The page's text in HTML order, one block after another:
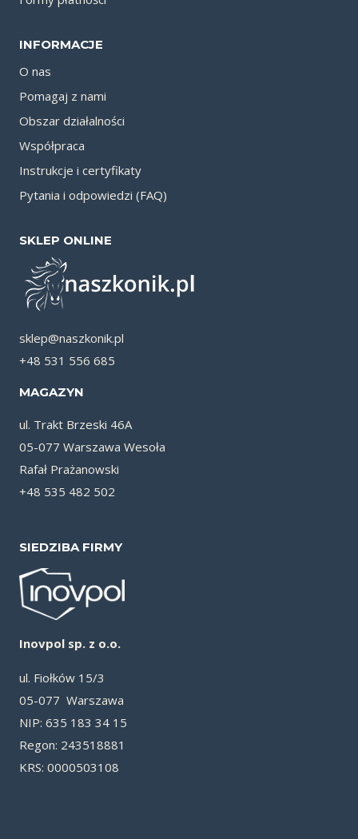
INFORMACJE
O nas
Pomagaj z nami
Obszar działalności
Współpraca
Instrukcje i certyfikaty
Pytania i odpowiedzi (FAQ)
SKLEP ONLINE
sklep@naszkonik.pl
+48 531 556 685
MAGAZYN
ul. Trakt Brzeski 46A
05-077 Warszawa Wesoła
Rafał Prażanowski
+48 535 482 502
SIEDZIBA FIRMY
Inovpol sp. z o.o.
ul. Fiołków 15/3
05-077 Warszawa
NIP: 635 183 34 15
Re­gon: 243518881
KRS: 0000503108